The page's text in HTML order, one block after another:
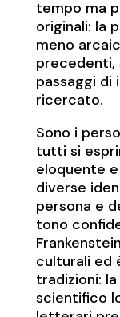
tempo ma
originali: la
meno
precedenti,
passaggi di
ricercato.
Sono i
tutti si
eloquente
diverse
persona e
tono
culturali ed
tradizioni:
scientifico